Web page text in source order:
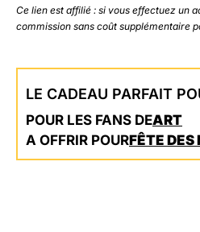
Ce lien est affilié : si vous effectuez un
commission sans coût supplémentaire
LE CADEAU PARFAIT
POUR LES FANS DEART
A OFFRIR POURFÊTE DES